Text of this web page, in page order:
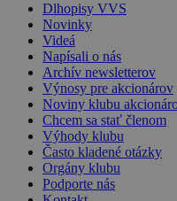
Dlhopisy VVS
Novinky
Videá
Napísali o nás
Archív newsletterov
Výnosy pre akcionárov
Noviny klubu
Chcem sa stať členom
Výhody klubu
Často kladené otázky
Orgány klubu
Podporte nás